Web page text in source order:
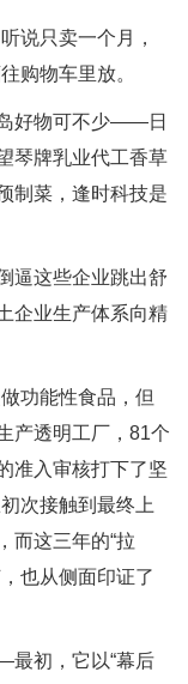
说只卖一个月，
购物车里放。
好物可不少——日
琴牌乳业代工香草
制菜，逢时科技是
逼这些企业跳出舒
企业生产体系向精
功能性食品，但
产透明工厂，81个
准入审核打下了坚
次接触到最终上
而这三年的“拉
也从侧面印证了
最初，它以“幕后